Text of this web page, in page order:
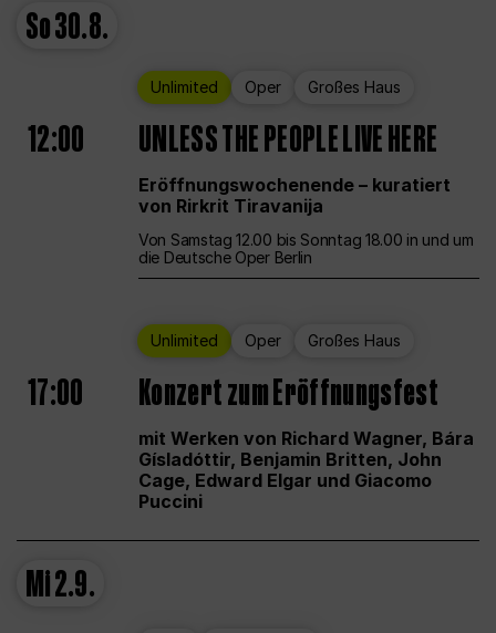
So30.8.
Unlimited Oper Großes Haus
12:00 UNLESS THE PEOPLE LIVE HERE
Eröffnungswochenende – kuratiert
von Rirkrit Tiravanija
Von Samstag 12.00 bis Sonntag 18.00 in und um
die Deutsche Oper Berlin
Unlimited Oper Großes Haus
17:00 Konzert zum Eröffnungsfest
mit Werken von Richard Wagner, Bára
Gísladóttir, Benjamin Britten, John
Cage, Edward Elgar und Giacomo
Puccini
Mi2.9.